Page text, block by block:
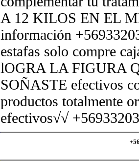
A 12 KILOS EN EL
información
estafas solo compre
lOGRA LA FIGURA
SOÑASTE efectivos
productos totalmente
efectivos√√